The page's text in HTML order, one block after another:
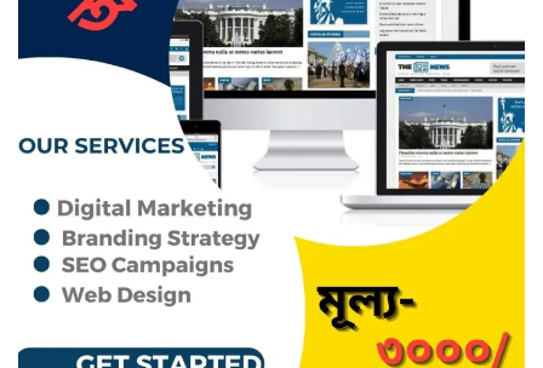
ছাতকের নবাগত ইউএনও’র সাথে
প্রেসক্লাব নেতৃবৃন্দের সাক্ষাত
কথাসাহিত্যিক রাবেয়া খাতুন আর নেই
সিলেট ওসমানী আন্তর্জাতিক
বিমানবন্দরে সংবর্ধিত হলেন আওলাদ